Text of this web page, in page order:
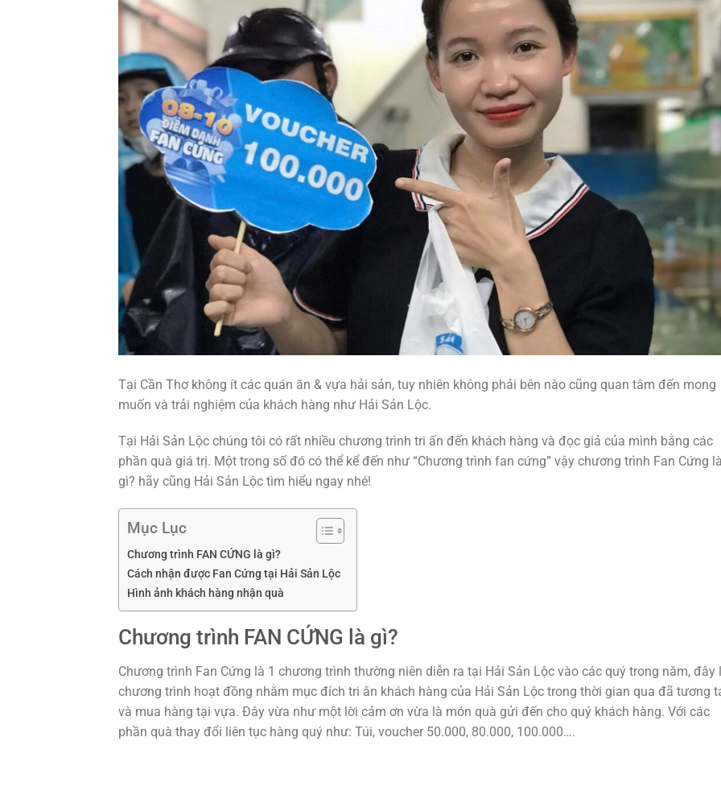
Tại Cần Thơ không ít các quán ăn & vựa hải sản, tuy nhiên không phải bên nào cũng quan tâm đến mong
muốn và trải nghiệm của khách hàng như Hải Sản Lộc.
Tại Hải Sản Lộc chúng tôi có rất nhiều chương trình tri ấn đến khách hàng và đọc giả của mình bằng các
phần quà giá trị. Một trong số đó có thể kể đến như “Chương trình fan cứng” vậy chương trình Fan Cứng
gì? hãy cũng Hải Sản Lộc tìm hiểu ngay nhé!
Mục Lục
Chương trình FAN CỨNG là gì?
Cách nhận được Fan Cứng tại Hải Sản Lộc
Hình ảnh khách hàng nhận quà
Chương trình FAN CỨNG là gì?
Chương trình Fan Cứng là 1 chương trình thường niên diễn ra tại Hải Sản Lộc vào các quý trong năm, đây
chương trình hoạt đồng nhằm mục đích tri ân khách hàng của Hải Sản Lộc trong thời gian qua đã tương
và mua hàng tại vựa. Đây vừa như một lời cảm ơn vừa là món quà gửi đến cho quý khách hàng. Với các
phần quà thay đổi liên tục hàng quý như: Túi, voucher 50.000, 80.000, 100.000….